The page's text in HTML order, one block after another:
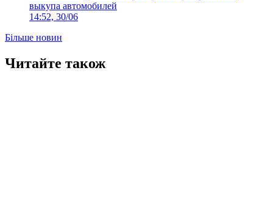
выкупа автомобилей
14:52, 30/06
Більше новин
Читайте також